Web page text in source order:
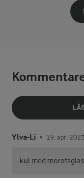
Ylva-Li • 19. apr. 2023
kul med